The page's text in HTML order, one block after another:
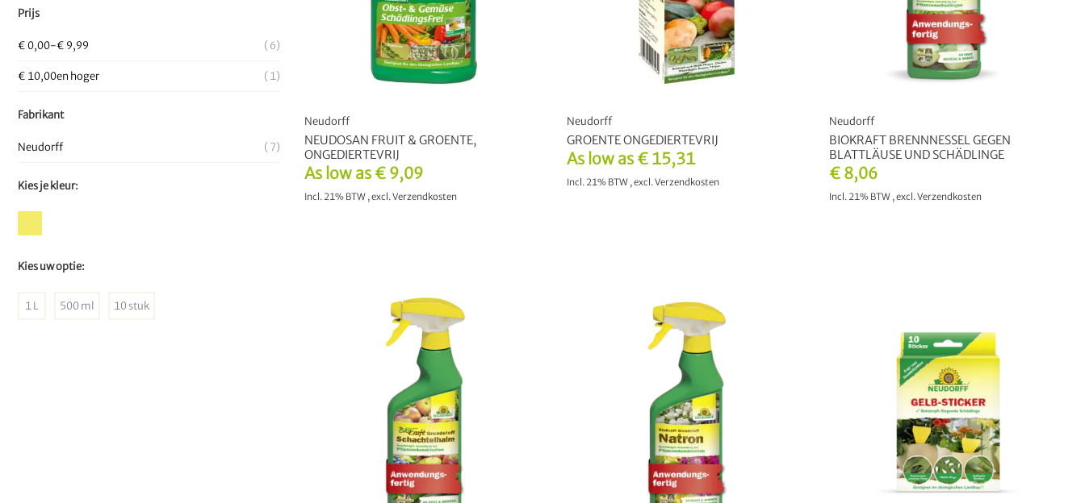
As low as € 9,09
Incl. 21% BTW ,excl.Verzendkosten
Neudorff
NEUDOSAN FRUIT & GROENTE,
ONGEDIERTEVRIJ
As low as € 15,31
Incl. 21% BTW ,excl.Verzendkosten
Neudorff
GROENTE ONGEDIERTEVRIJ
€ 8,06
Incl. 21% BTW ,excl.Verzendkosten
Neudorff
BIOKRAFT BRENNNESSEL GEGEN
BLATTLÄUSE UND SCHÄDLINGE
Prijs
€ 0,00-€ 9,99 6
€ 10,00en hoger 1
Fabrikant
Neudorff 7
Kies je kleur:
Kies uw optie:
1 L 500 ml 10 stuk